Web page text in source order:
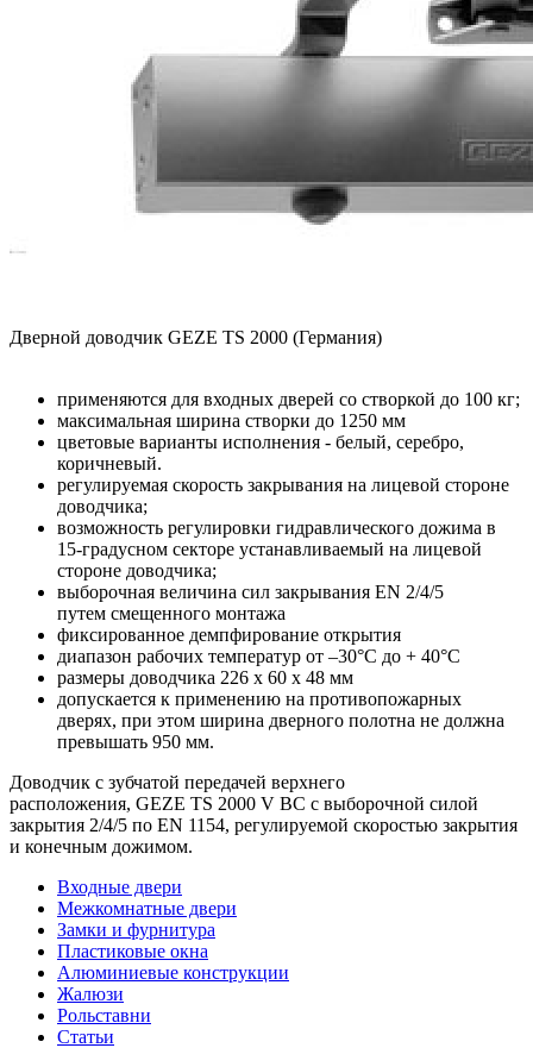
Дверной доводчик GEZE TS 2000 (Германия)
применяются для входных дверей со створкой до 100 кг;
максимальная ширина створки до 1250 мм
цветовые варианты исполнения - белый, серебро,
коричневый.
регулируемая скорость закрывания на лицевой стороне
доводчика;
возможность регулировки гидравлического дожима в
15-градусном секторе устанавливаемый на лицевой
стороне доводчика;
выборочная величина сил закрывания EN 2/4/5
путем смещенного монтажа
фиксированное демпфирование открытия
диапазон рабочих температур от –30°С до + 40°С
размеры доводчика 226 х 60 х 48 мм
допускается к применению на противопожарных
дверях, при этом ширина дверного полотна не должна
превышать 950 мм.
Доводчик с зубчатой передачей верхнего
расположения, GEZE TS 2000 V BC с выборочной силой
закрытия 2/4/5 по EN 1154, регулируемой скоростью закрытия
и конечным дожимом.
Входные двери
Межкомнатные двери
Замки и фурнитура
Пластиковые окна
Алюминиевые конструкции
Жалюзи
Рольставни
Статьи